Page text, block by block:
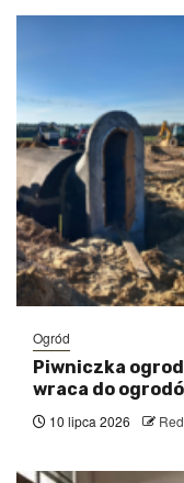
Ogród
Piwniczka
wraca do
10 lipca 2026